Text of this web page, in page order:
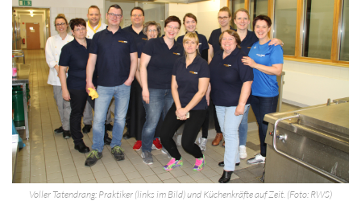
Voller Tatendrang: Praktiker (links im Bild) und Küchenkräfte auf Zeit. (Foto: RWS)